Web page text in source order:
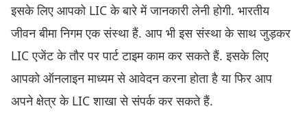
इसके लिए आपको LIC के बारे में जानकारी लेनी होगी. भारतीय
जीवन बीमा निगम एक संस्था हैं. आप भी इस संस्था के साथ जुड़कर
LIC एजेंट के तौर पर पार्ट टाइम काम कर सकते हैं. इसके लिए
आपको ऑनलाइन माध्यम से आवेदन करना होता है या फिर आप
अपने क्षेत्र के LIC शाखा से संपर्क कर सकते हैं.